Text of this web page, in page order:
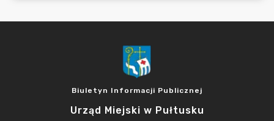
Biuletyn Informacji Publicznej
Urząd Miejski w Pułtusku